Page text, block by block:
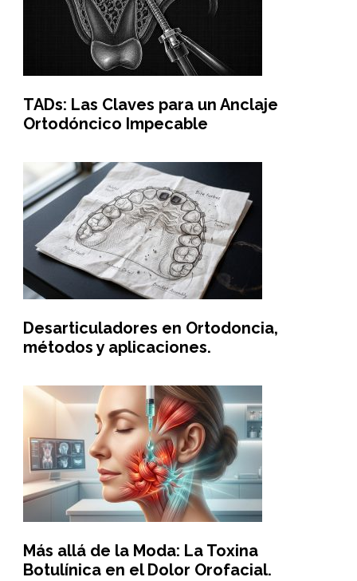
TADs: Las Claves para un Anclaje
Ortodóncico Impecable
Desarticuladores en Ortodoncia,
métodos y aplicaciones.
Más allá de la Moda: La Toxina
Botulínica en el Dolor Orofacial.